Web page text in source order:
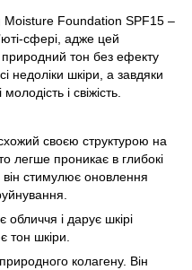
Foundation SPF15 –
сфері, адже цей
природний тон без ефекту
недоліки шкіри, а завдяки
і свіжість.
своєю структурою на
легше проникає в глибокі
стимулює оновлення
і дарує шкірі
тон шкіри.
колагену. Він